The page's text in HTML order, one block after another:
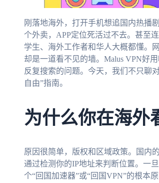
刚落地海外，打开手机想追国内热播
个外卖，APP定位死活过不去。甚至
学生、海外工作者和华人大概都懂。
却是一道看不见的墙。Malus VPN好
反复搜索的问题。今天，我们不只聊
自由”指南。
为什么你在海外
原因很简单，版权和区域政策。国内
通过检测你的IP地址来判断位置。一
个“回国加速器”或“回国VPN”的根